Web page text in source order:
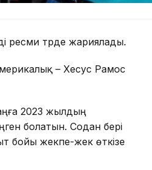
ресми түрде жариялады.
– Хесус Рамос
2023 жылдың
болатын. Содан бері
бойы жекпе-жек өткізе